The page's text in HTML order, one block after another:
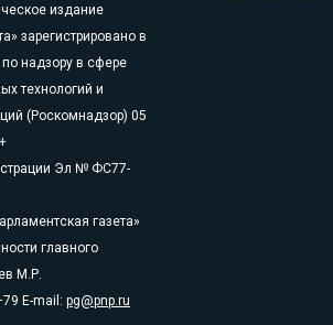
издание
зарегистрировано в
надзору в сфере
технологий и
(Роскомнадзор) 05
Эл № ФС77-
газета»
главного
М.Р.
E-mail: pg@pnp.ru